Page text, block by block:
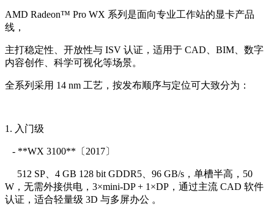
AMD Radeon™ Pro WX 系列是面向专业工作站的显卡产品
线，
主打稳定性、开放性与 ISV 认证，适用于 CAD、BIM、数字
内容创作、科学可视化等场景。
全系列采用 14 nm 工艺，按发布顺序与定位可大致分为：
1. 入门级
- **WX 3100**〔2017〕
512 SP、4 GB 128 bit GDDR5、96 GB/s，单槽半高，50
W，无需外接供电，3×mini-DP + 1×DP，通过主流 CAD 软件
认证，适合轻量级 3D 与多屏办公 。